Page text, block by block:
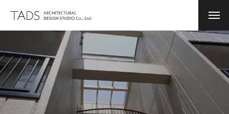
お知らせ
COMPANY 会社案内
MESSAGE